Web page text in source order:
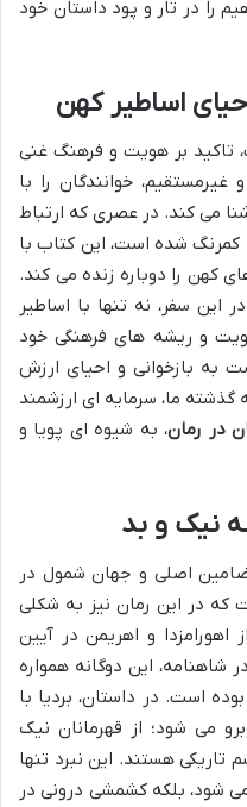
را در تار و پود داستان خود
اساطیر کهن
تاکید بر هویت و فرهنگ غنی
خوانندگان را با
می کند. در عصری که ارتباط
شده است، این کتاب با
کهن را دوباره زنده می کند.
این سفر، نه تنها با اساطیر
و ریشه های فرهنگی خود
به بازخوانی و احیای ارزش
ما، سرمایه ای ارزشمند
در رمان، به شیوه ای پویا و
نیک و بد
اصلی و جهان شمول در
که در این رمان نیز به شکلی
و اهریمن در آیین
شاهنامه، این دوگانه همواره
است. در داستان، بردیا با
می شود؛ از قهرمانان نیک
هستند. این نبرد تنها
شود، بلکه کشمشی درونی در